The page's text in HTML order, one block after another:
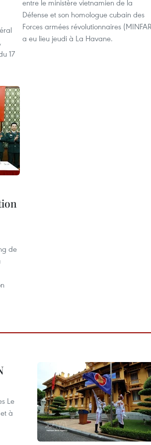
17
entre le ministère vietnamien de la
Défense et son homologue cubain des
Forces armées révolutionnaires
a eu lieu jeudi à La Havane.
de
Le
à